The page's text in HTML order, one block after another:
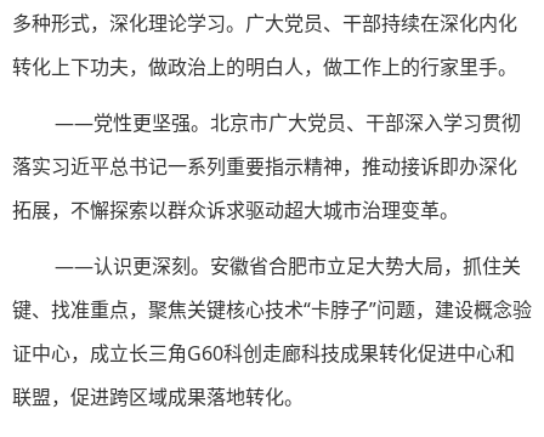
多种形式，深化理论学习。广大党员、干部持续在深化内化
转化上下功夫，做政治上的明白人，做工作上的行家里手。
——党性更坚强。北京市广大党员、干部深入学习贯彻
落实习近平总书记一系列重要指示精神，推动接诉即办深化
拓展，不懈探索以群众诉求驱动超大城市治理变革。
——认识更深刻。安徽省合肥市立足大势大局，抓住关
键、找准重点，聚焦关键核心技术“卡脖子”问题，建设概念验
证中心，成立长三角G60科创走廊科技成果转化促进中心和
联盟，促进跨区域成果落地转化。